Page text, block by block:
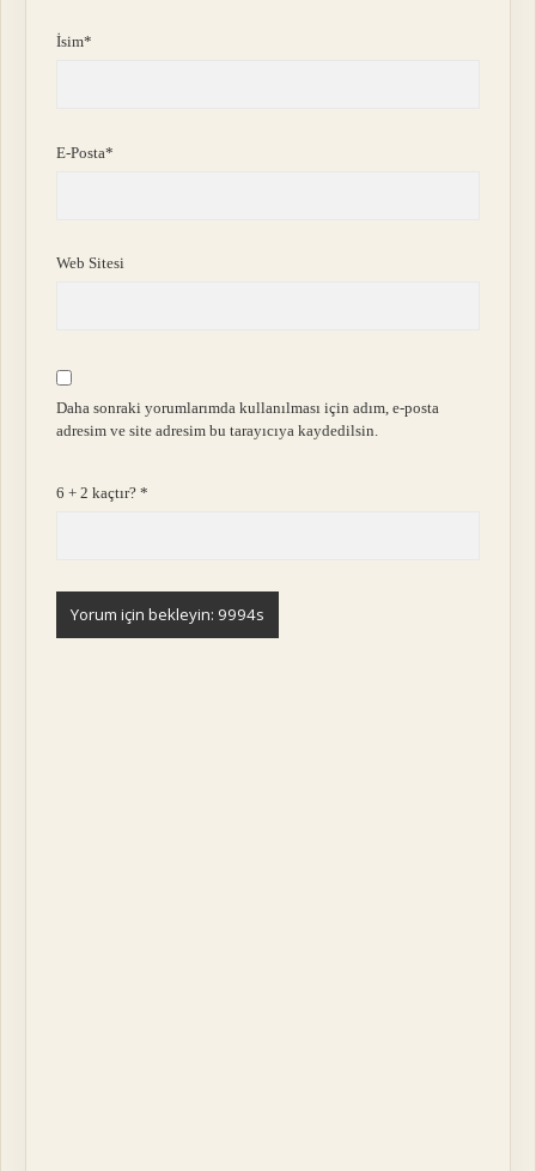
İsim*
E-Posta*
Web Sitesi
Daha sonraki yorumlarımda kullanılması için adım, e-posta
adresim ve site adresim bu tarayıcıya kaydedilsin.
6 + 2 kaçtır?*